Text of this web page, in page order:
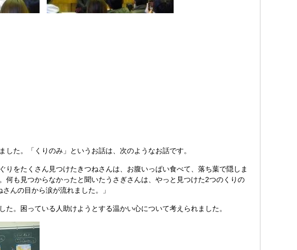
た。「くりのみ」というお話は、次のようなお話です。
りをたくさん見つけたきつねさんは、お腹いっぱい食べて、落ち葉で隠しま
何も見つからなかったと聞いたうさぎさんは、やっと見つけた2つのくりの
んの目から涙が流れました。」
。困っている人助けようとする温かい心について考えられました。